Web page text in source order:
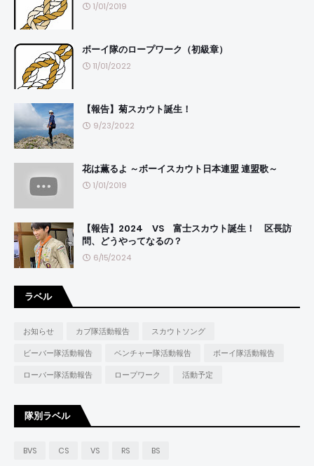
1/01/2019
ボーイ隊のロープワーク（初級章）
11/01/2022
【報告】菊スカウト誕生！
9/23/2022
花は薫るよ ～ボーイスカウト日本連盟 連盟歌～
1/01/2019
【報告】2024 VS 富士スカウト誕生！ 区長訪
問、どうやってなるの？
6/15/2024
ラベル
お知らせ カブ隊活動報告
スカウトソング
ビーバー隊活動報告
ベンチャー隊活動報告
ボーイ隊活動報告
ローバー隊活動報告
ロープワーク 活動予定
隊別ラベル
BVS CS VS RS BS